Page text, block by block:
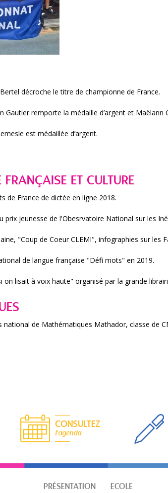
décroche le titre de championne de France.
Gautier remporte la médaille d’argent et Maëlann
est médaillée d’argent.
ET CULTURE
de France de dictée en ligne 2018.
prix jeunesse de l'Obesrvatoire National sur les
"Coup de Coeur CLEMI", infographies sur les
de langue française "Défi mots" en 2019.
on lisait à voix haute" organisé par la grande
national de Mathématiques Mathador, classe de
CONSULTEZ
l'agenda
PRÉSENTATION ECOLE